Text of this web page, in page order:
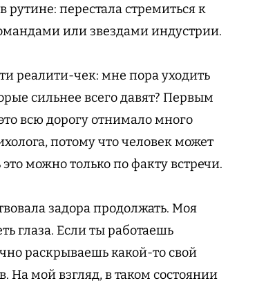
перестала стремиться к
или звездами индустрии.
реалити-чек: мне пора уходить
сильнее всего давят? Первым
всю дорогу отнимало много
потому что человек может
можно только по факту встречи.
задора продолжать. Моя
глаза. Если ты работаешь
раскрываешь какой-то свой
На мой взгляд, в таком состоянии